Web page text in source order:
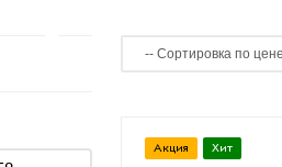
Акция Хит